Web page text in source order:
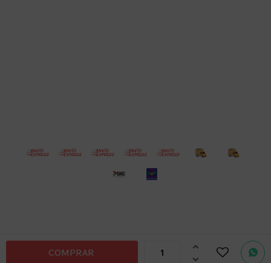
COMPRAR


consultas
no dudes